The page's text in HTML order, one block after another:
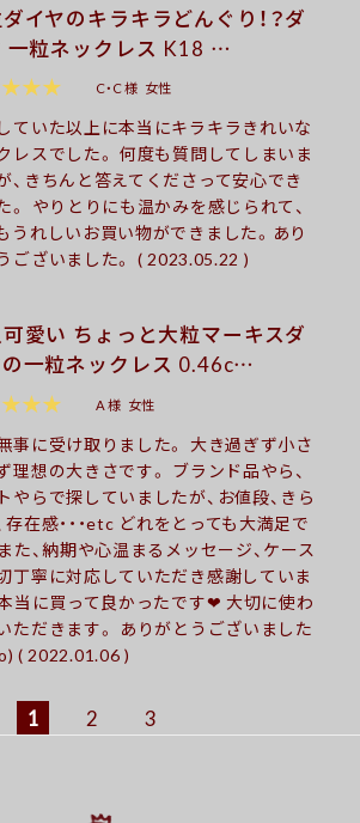
イヤのキラキラどんぐり！？ダ
一粒ネックレス K18 …
C・C 様 女性
ていた以上に本当にキラキラきれいな
レスでした。 何度も質問してしまいま
、きちんと答えてくださって安心でき
。 やりとりにも温かみを感じられて、
うれしいお買い物ができました。あり
ございました。 ( 2023.05.22 )
愛い ちょっと大粒マーキスダ
一粒ネックレス 0.46c…
A 様 女性
事に受け取りました。 大き過ぎず小さ
理想の大きさです。 ブランド品やら、
やらで探していましたが、お値段、きら
存在感・・・etc どれをとっても大満足で
た、納期や心温まるメッセージ、ケース
丁寧に対応していただき感謝していま
当に買って良かったです❤︎ 大切に使わ
ただきます。 ありがとうございました
( 2022.01.06 )
1 2 3